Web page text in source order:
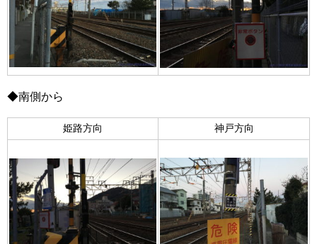
◆南側から
姫路方向 神戸方向